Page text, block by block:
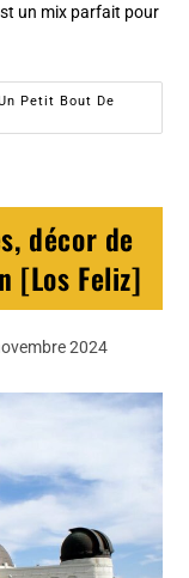
un mix parfait pour
Petit Bout De
décor de
[Los Feliz]
2024